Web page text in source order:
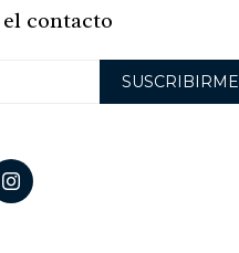
contacto
SUSCRIBIRME
